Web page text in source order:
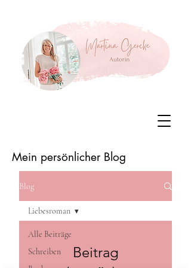
Mein persönlicher Blog
Blog
Alle Beiträge
Schreiben
Liebesroman
Beitrag